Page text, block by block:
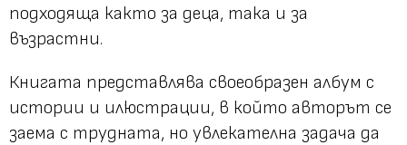
подходяща както за деца, така и за
възрастни.
Книгата представлява своеобразен албум с
истории и илюстрации, в който авторът се
заема с трудната, но увлекателна задача да